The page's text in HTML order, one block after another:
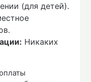
(для детей).
Никаких